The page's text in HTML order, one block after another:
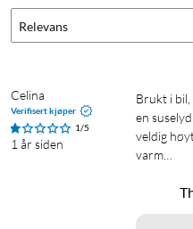
Relevans
Celina
Verifisert kjøper
1/5
1 år siden
Brukt i bil, samme dag som kjøp så lager den
en
veldig
varm…